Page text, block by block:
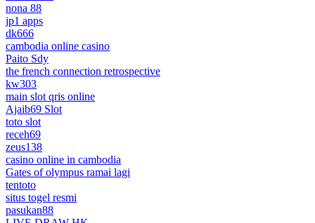
nona 88
jp1 apps
dk666
cambodia online casino
Paito Sdy
the french connection retrospective
kw303
main slot qris online
Ajaib69 Slot
toto slot
receh69
zeus138
casino online in cambodia
Gates of olympus ramai lagi
tentoto
situs togel resmi
pasukan88